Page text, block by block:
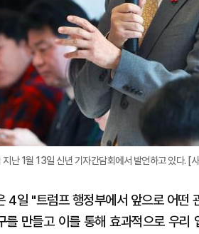
난 1월 13일 신년 기자간담회에서 발언하고 있다. [
4일 "트럼프 행정부에서 앞으로 어떤
를 만들고 이를 통해 효과적으로 우리